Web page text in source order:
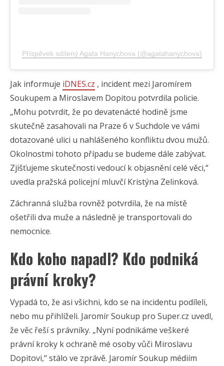
Příspěvek sdílený Agata Hanychova (@agatahanychova)
Jak informuje iDNES.cz , incident mezi Jaromírem
Soukupem a Miroslavem Dopitou potvrdila policie.
„Mohu potvrdit, že po devatenácté hodině jsme
skutečně zasahovali na Praze 6 v Suchdole ve vámi
dotazované ulici u nahlášeného konfliktu dvou mužů.
Okolnostmi tohoto případu se budeme dále zabývat.
Zjišťujeme skutečnosti vedoucí k objasnění celé věci,“
uvedla pražská policejní mluvčí Kristýna Zelinková.
Záchranná služba rovněž potvrdila, že na místě
ošetřili dva muže a následně je transportovali do
nemocnice.
Kdo koho napadl? Kdo podniká
právní kroky?
Vypadá to, že asi všichni, kdo se na incidentu podíleli,
nebo mu přihlíželi. Jaromír Soukup pro Super.cz uvedl,
že věc řeší s právníky. „Nyní podnikáme veškeré
právní kroky k ochraně mé osoby vůči Miroslavu
Dopitovi,“ stálo ve zprávě. Jaromír Soukup médiím